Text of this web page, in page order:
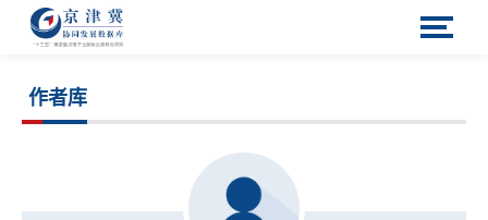
作者库